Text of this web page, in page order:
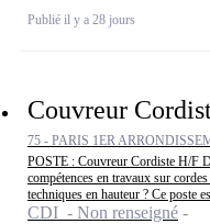
Publié il y a 28 jours
Couvreur
75 - PARIS 1ER
POSTE : Couvreur Cordiste H/F
compétences en travaux sur
techniques en hauteur ? Ce poste
CDI - Non renseigné